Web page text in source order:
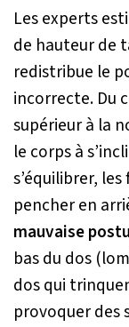
Les experts
de hauteur de
redistribue le
incorrecte. Du
supérieur à la
le corps à
s’équilibrer,
pencher en
mauvaise
bas du dos
dos qui
provoquer des